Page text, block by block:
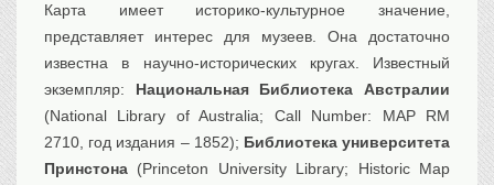
Карта имеет историко-культурное значение,
представляет интерес для музеев. Она достаточно
известна в научно-исторических кругах. Известный
экземпляр: Национальная Библиотека Австралии
(National Library of Australia; Call Number: MAP RM
2710, год издания – 1852); Библиотека университета
Принстона (Princeton University Library; Historic Map